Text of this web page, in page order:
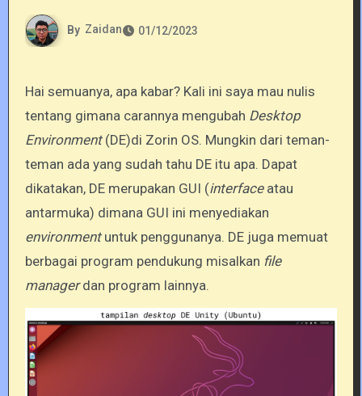
By Zaidan 01/12/2023
Hai semuanya, apa kabar? Kali ini saya mau nulis
tentang gimana carannya mengubah Desktop
Environment(DE)di Zorin OS. Mungkin dari teman-
teman ada yang sudah tahu DE itu apa. Dapat
dikatakan, DE merupakan GUI (interface atau
antarmuka) dimana GUI ini menyediakan
environment untuk penggunanya. DE juga memuat
berbagai program pendukung misalkan file
managerdan program lainnya.